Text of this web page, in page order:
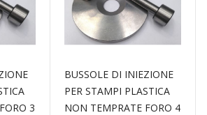
3
BUSSOLE DI INIEZIONE
PER STAMPI PLASTICA
NON TEMPRATE FORO 4